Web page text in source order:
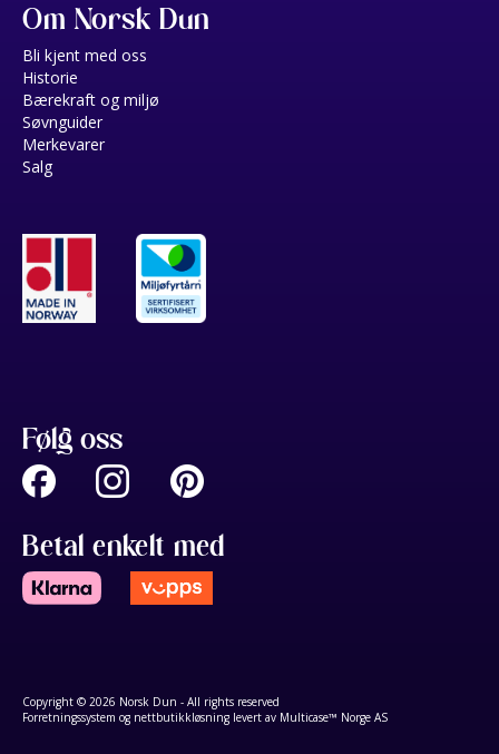
Om Norsk Dun
Bli kjent med oss
Historie
Bærekraft og miljø
Søvnguider
Merkevarer
Salg
Følg oss
Betal enkelt med
Copyright © 2026 Norsk Dun - All rights reserved
Forretningssystem og nettbutikkløsning levert av Multicase™ Norge AS